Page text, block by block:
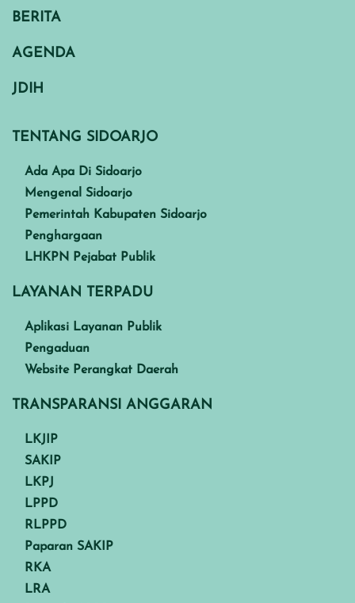
BERITA
AGENDA
JDIH
TENTANG SIDOARJO
Ada Apa Di Sidoarjo
Mengenal Sidoarjo
Pemerintah Kabupaten Sidoarjo
Penghargaan
LHKPN Pejabat Publik
LAYANAN TERPADU
Aplikasi Layanan Publik
Pengaduan
Website Perangkat Daerah
TRANSPARANSI ANGGARAN
LKJIP
SAKIP
LKPJ
LPPD
RLPPD
Paparan SAKIP
RKA
LRA